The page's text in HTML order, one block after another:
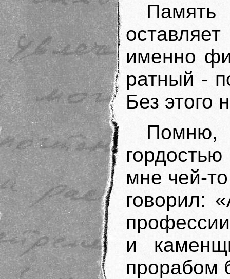
именно
ратный -
Без этого
мне чей-
говорил:
и
прорабом